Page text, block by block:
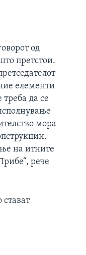
од
претстои.
елементи
да се
мора
на итните
рече
стават